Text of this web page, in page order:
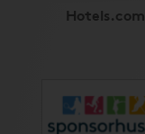
Hotels.com